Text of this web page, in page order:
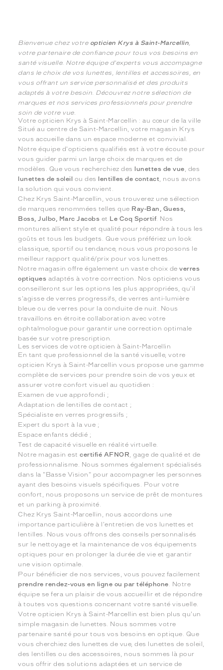
Bienvenue chez votre opticien Krys à Saint-Marcellin,
votre partenaire de confiance pour tous vos besoins en
santé visuelle. Notre équipe d'experts vous accompagne
dans le choix de vos lunettes, lentilles et accessoires, en
vous offrant un service personnalisé et des produits
adaptés à votre besoin. Découvrez notre sélection de
marques et nos services professionnels pour prendre
soin de votre vue.
Votre opticien Krys à Saint-Marcellin : au cœur de la ville
Situé au centre de Saint-Marcellin, votre magasin Krys
vous accueille dans un espace moderne et convivial.
Notre équipe d'opticiens qualifiés est à votre écoute pour
vous guider parmi un large choix de marques et de
modèles. Que vous recherchiez des
lunettes de vue, des
lunettes de soleil ou des lentilles de contact, nous avons
la solution qui vous convient.
Chez Krys Saint-Marcellin, vous trouverez une sélection
de marques renommées telles que Ray-Ban, Guess,
Boss, Julbo, Marc Jacobs et Le Coq Sportif. Nos
montures allient style et qualité pour répondre à tous les
goûts et tous les budgets. Que vous préfériez un look
classique, sportif ou tendance, nous vous proposons le
meilleur rapport qualité/prix pour vos lunettes.
Notre magasin offre également un vaste choix deverres
optiques adaptés à votre correction. Nos opticiens vous
conseilleront sur les options les plus appropriées, qu'il
s'agisse de verres progressifs, de verres anti-lumière
bleue ou de verres pour la conduite de nuit. Nous
travaillons en étroite collaboration avec votre
ophtalmologue pour garantir une correction optimale
basée sur votre prescription.
Les services de votre opticien à Saint-Marcellin
En tant que professionnel de la santé visuelle, votre
opticien Krys à Saint-Marcellin vous propose une gamme
complète de services pour prendre soin de vos yeux et
assurer votre confort visuel au quotidien :
Examen de vue approfondi ;
Adaptation de lentilles de contact ;
Spécialiste en verres progressifs ;
Expert du sport à la vue ;
Espace enfants dédié ;
Test de capacité visuelle en réalité virtuelle.
Notre magasin estcertifié AFNOR, gage de qualité et de
professionnalisme. Nous sommes également spécialisés
dans la "Basse Vision" pour accompagner les personnes
ayant des besoins visuels spécifiques. Pour votre
confort, nous proposons un service de prêt de montures
et un parking à proximité.
Chez Krys Saint-Marcellin, nous accordons une
importance particulière à l'entretien de vos lunettes et
lentilles. Nous vous offrons des conseils personnalisés
sur le nettoyage et la maintenance de vos équipements
optiques pour en prolonger la durée de vie et garantir
une vision optimale.
Pour bénéficier de nos services, vous pouvez facilement
prendre rendez-vous en ligne ou par téléphone. Notre
équipe se fera un plaisir de vous accueillir et de répondre
à toutes vos questions concernant votre santé visuelle.
Votre opticien Krys à Saint-Marcellin est bien plus qu'un
simple magasin de lunettes. Nous sommes votre
partenaire santé pour tous vos besoins en optique. Que
vous cherchiez des lunettes de vue, des lunettes de soleil,
des lentilles ou des accessoires, nous sommes là pour
vous offrir des solutions adaptées et un service de